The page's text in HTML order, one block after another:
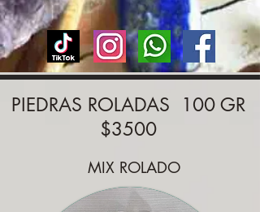
PIEDRAS ROLADAS 100 GR
$3500
MIX ROLADO